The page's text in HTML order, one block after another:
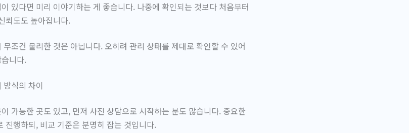
있다면 미리 이야기하는 게 좋습니다. 나중에 확인되는 것보다 처음부터
뢰도도 높아집니다.
조건 불리한 것은 아닙니다. 오히려 관리 상태를 제대로 확인할 수 있어
니다.
식의 차이
가능한 곳도 있고, 먼저 사진 상담으로 시작하는 분도 많습니다. 중요한
진행하되, 비교 기준은 분명히 잡는 것입니다.